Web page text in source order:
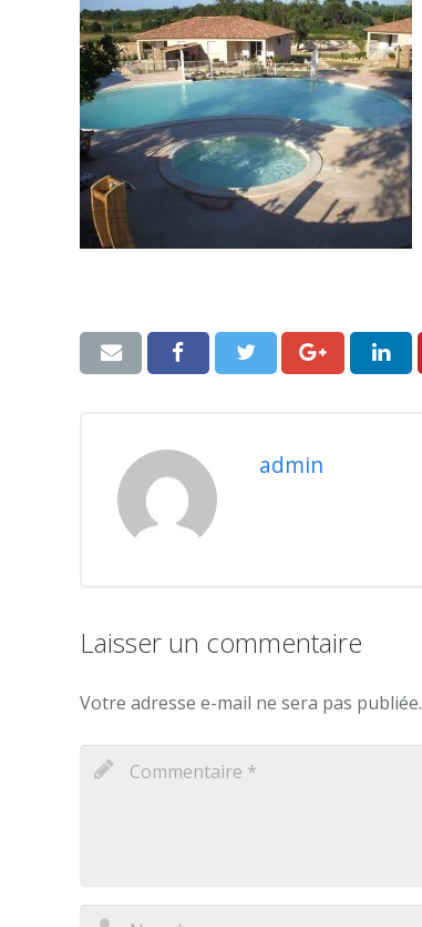
admin
Laisser un commentaire
Votre adresse e-mail ne sera pas publiée.